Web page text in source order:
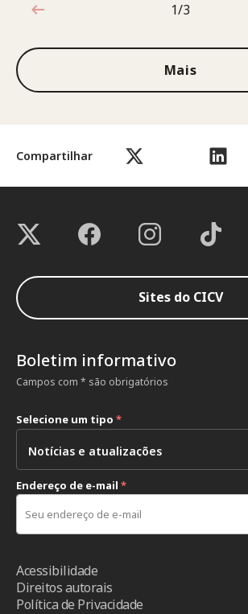
Compartilhar
1 de 3
1/3
Mais
Sites do CICV
Boletim informativo
Campos com * são obrigatórios
Selecione um tipo *
Endereço de e-mail *
Acessibilidade
Direitos autorais
Política de Privacidade